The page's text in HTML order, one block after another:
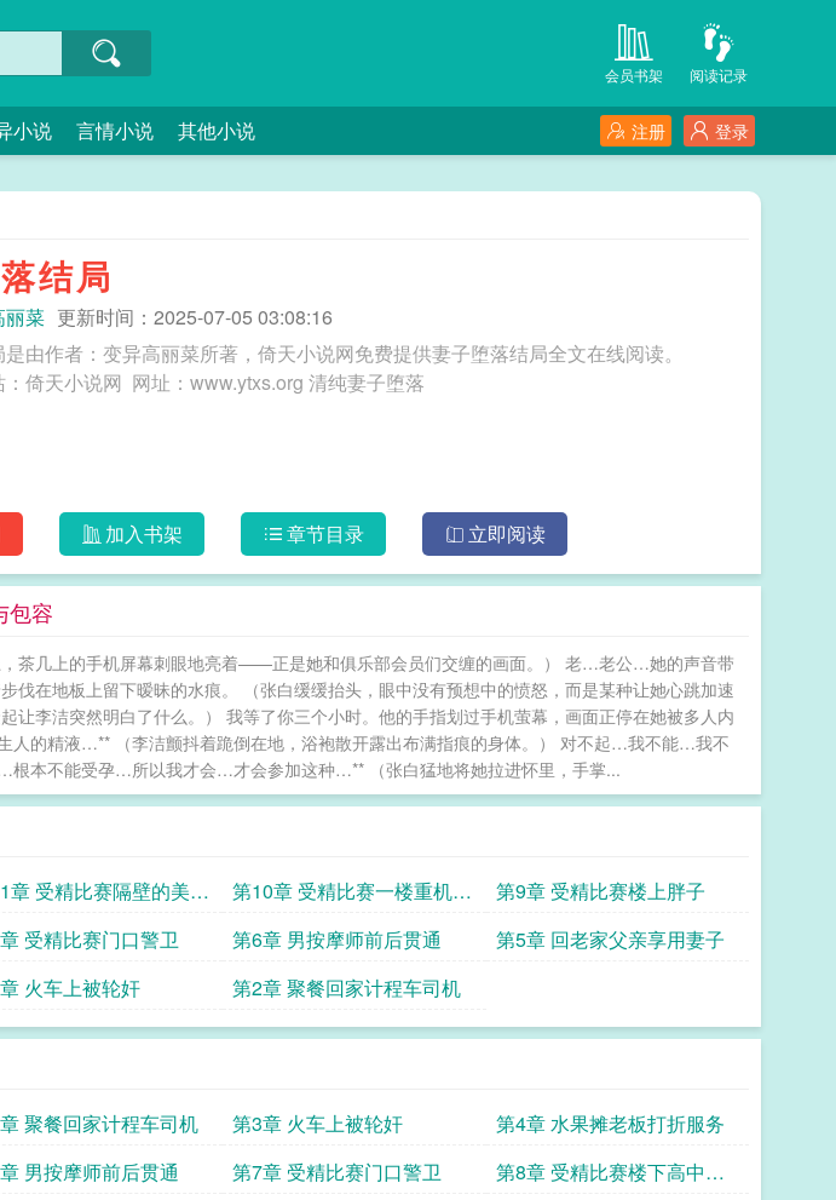
阅读记录
会员书架
小说 言情小说 其他小说 登录
注册
结局
丽菜 更新时间：2025-07-05 03:08:16
由作者：变异高丽菜所著，倚天小说网免费提供妻子堕落结局全文在线阅读。
三秒记住本站：倚天小说网 网址：www.ytxs.org 清纯妻子堕落
加入书架 章节目录 立即阅读
包容
茶几上的手机屏幕刺眼地亮着——正是她和俱乐部会员们交缠的画面。） 老…老公…她的声音带
伐在地板上留下暧昧的水痕。 （张白缓缓抬头，眼中没有预想中的愤怒，而是某种让她心跳加速
让李洁突然明白了什么。） 我等了你三个小时。他的手指划过手机萤幕，画面正停在她被多人内
人的精液…** （李洁颤抖着跪倒在地，浴袍散开露出布满指痕的身体。） 对不起…我不能…我不
本不能受孕…所以我才会…才会参加这种…** （张白猛地将她拉进怀里，手掌...
章 受精比赛隔壁的美人
第10章 受精比赛一楼重机爱
好中年男子
第9章 受精比赛楼上胖子
受精比赛门口警卫 第6章 男按摩师前后贯通
第5章 回老家父亲享用妻子
火车上被轮奸 第2章 聚餐回家计程车司机
聚餐回家计程车司机 第3章 火车上被轮奸
第4章 水果摊老板打折服务
男按摩师前后贯通 第7章 受精比赛门口警卫
第8章 受精比赛楼下高中生